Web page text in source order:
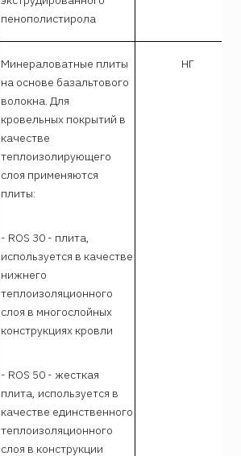
пенополистирола
Минераловатные плиты
на основе базальтового
волокна. Для
кровельных покрытий в
качестве
теплоизолирующего
слоя применяются
плиты:
НГ
- ROS 30 - плита,
используется в качестве
нижнего
теплоизоляционного
слоя в многослойных
конструкциях кровли
- ROS 50 - жесткая
плита, используется в
качестве единственного
теплоизоляционного
слоя в конструкции